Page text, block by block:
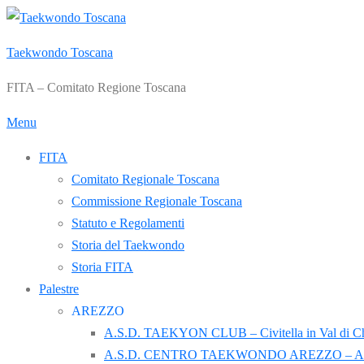
Passa
contenuto
Taekwondo Toscana
FITA – Comitato Regione Toscana
Menu
FITA
Comitato Regionale Toscana
Commissione Regionale Toscana
Statuto e Regolamenti
Storia del Taekwondo
Storia FITA
Palestre
AREZZO
A.S.D. TAEKYON CLUB – Civitella in Val di
A.S.D. CENTRO TAEKWONDO AREZZO –